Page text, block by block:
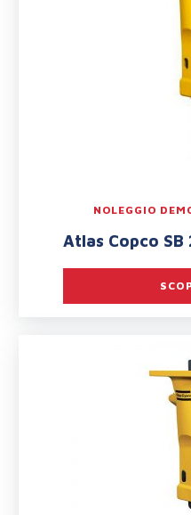
NOLEGGIO
Atlas Copco